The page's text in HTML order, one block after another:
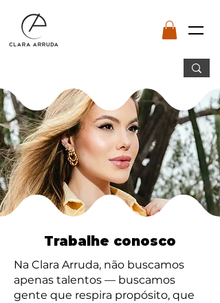
Trabalhe conosco
Na Clara Arruda, não buscamos
apenas talentos — buscamos
gente que respira propósito, que